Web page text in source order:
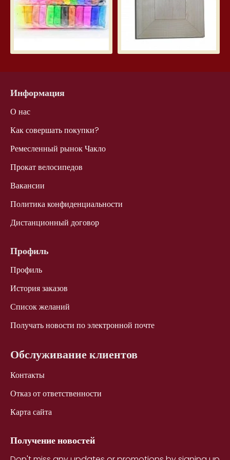
Информация
О нас
Как совершать покупки?
Ремесленный рынок Чакло
Прокат велосипедов
Вакансии
Политика конфиденциальности
Дистанционный договор
Профиль
Профиль
История заказов
Список желаний
Получать новости по электронной почте
Обслуживание клиентов
Контакты
Отказ от ответственности
Карта сайта
Получение новостей